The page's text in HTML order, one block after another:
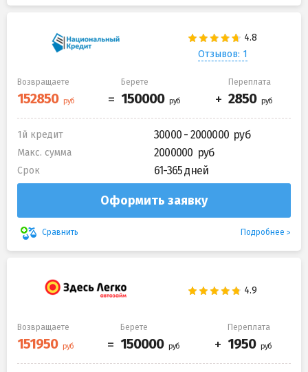
Отзывов: 1
Возвращаете Берете Переплата
1й кредит 30000 - 2000000
Макс. сумма 2000000
Срок 61-365 дней
Оформить заявку
Сравнить Подробнее
Возвращаете Берете Переплата